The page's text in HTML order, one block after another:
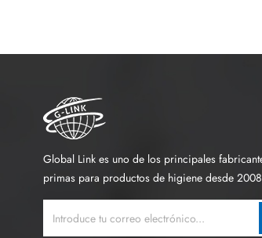
Global Link es uno de los principales
primas para productos de higiene desde